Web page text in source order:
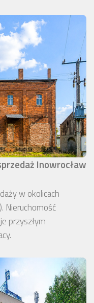
Inowrocław
w okolicach
Nieruchomość
przyszłym